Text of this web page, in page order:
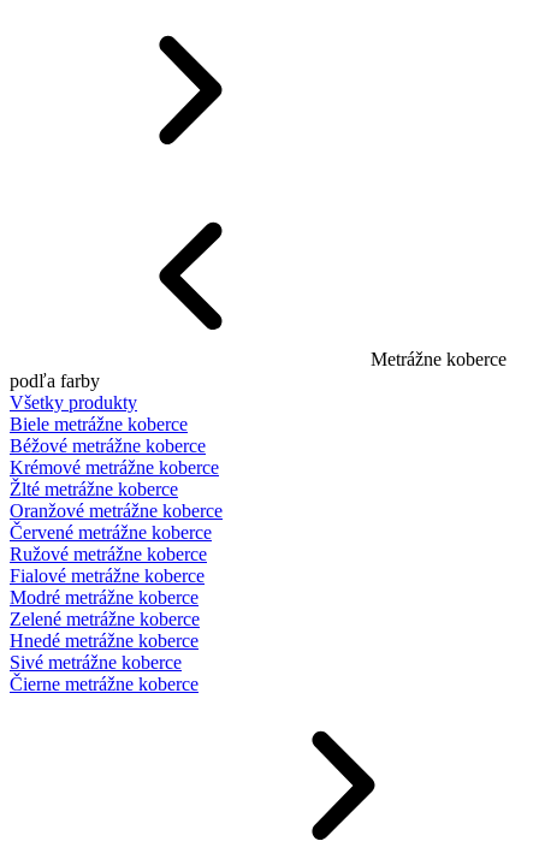
Metrážne koberce
podľa farby
Všetky produkty
Biele metrážne koberce
Béžové metrážne koberce
Krémové metrážne koberce
Žlté metrážne koberce
Oranžové metrážne koberce
Červené metrážne koberce
Ružové metrážne koberce
Fialové metrážne koberce
Modré metrážne koberce
Zelené metrážne koberce
Hnedé metrážne koberce
Sivé metrážne koberce
Čierne metrážne koberce